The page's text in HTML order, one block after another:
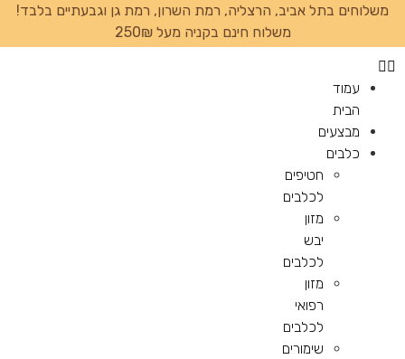
משלוחים בתל אביב, הרצליה, רמת השרון, רמת גן וגבעתיים בלבד!
משלוח חינם בקניה מעל 250₪
עמוד
הבית
מבצעים
כלבים
חטיפים
לכלבים
מזון
יבש
לכלבים
מזון
רפואי
לכלבים
שימורים